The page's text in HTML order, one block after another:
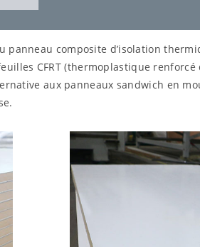
panneau composite d’isolation
CFRT (thermoplastique renforcé
aux panneaux sandwich en